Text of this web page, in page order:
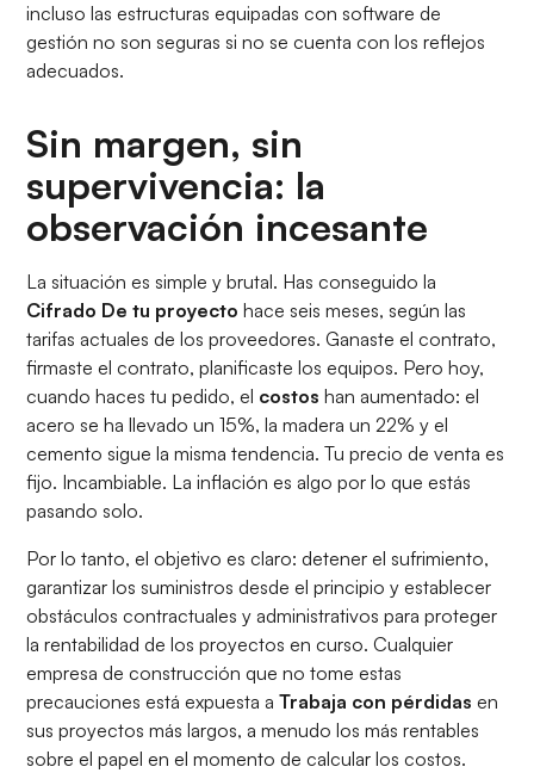
incluso las estructuras equipadas con software de
gestión no son seguras si no se cuenta con los reflejos
adecuados.
Sin margen, sin
supervivencia: la
observación incesante
La situación es simple y brutal. Has conseguido la
Cifrado De tu proyecto hace seis meses, según las
tarifas actuales de los proveedores. Ganaste el contrato,
firmaste el contrato, planificaste los equipos. Pero hoy,
cuando haces tu pedido, el costos han aumentado: el
acero se ha llevado un 15%, la madera un 22% y el
cemento sigue la misma tendencia. Tu precio de venta es
fijo. Incambiable. La inflación es algo por lo que estás
pasando solo.
Por lo tanto, el objetivo es claro: detener el sufrimiento,
garantizar los suministros desde el principio y establecer
obstáculos contractuales y administrativos para proteger
la rentabilidad de los proyectos en curso. Cualquier
empresa de construcción que no tome estas
precauciones está expuesta aTrabaja con pérdidas en
sus proyectos más largos, a menudo los más rentables
sobre el papel en el momento de calcular los costos.